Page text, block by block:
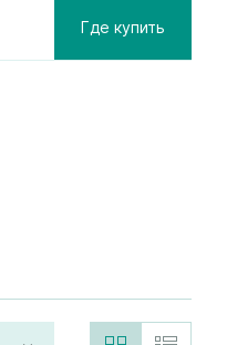
Где купить